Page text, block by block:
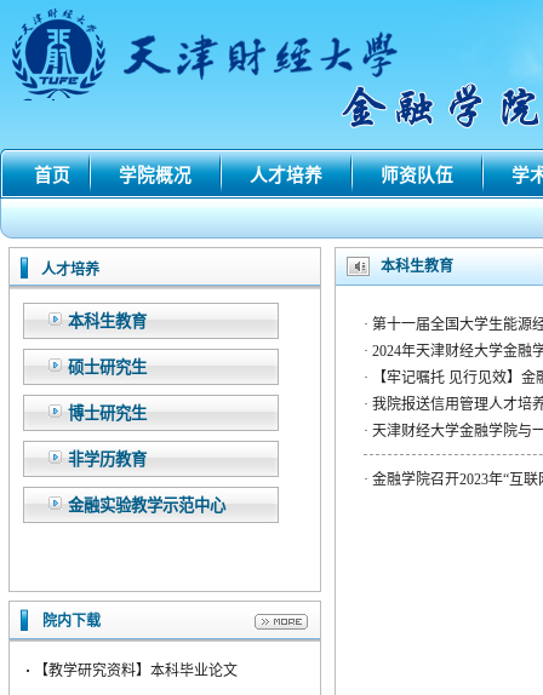
首页 学院概况 人才培养 师资队伍 学
人才培养
本科生教育
硕士研究生
博士研究生
非学历教育
金融实验教学示范中心
院内下载
·
【教学研究资料】本科毕业论文
本科生教育
· 第十一届全国大学生能源
· 2024年天津财经大学金融
·
【牢记嘱托 见行见效】
· 我院报送信用管理人才培
· 天津财经大学金融学院与
· 金融学院召开2023年“互